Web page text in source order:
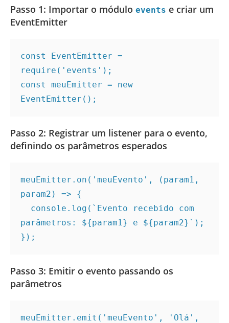
Passo 1: Importar o módulo events e criar um
EventEmitter
const EventEmitter =
require('events');
const meuEmitter = new
EventEmitter();
Passo 2: Registrar um listener para o evento,
definindo os parâmetros esperados
meuEmitter.on('meuEvento', (param1,
param2) => {
parâmetros: ${param1} e ${param2}`);
});
Passo 3: Emitir o evento passando os
parâmetros
meuEmitter.emit('meuEvento', 'Olá',